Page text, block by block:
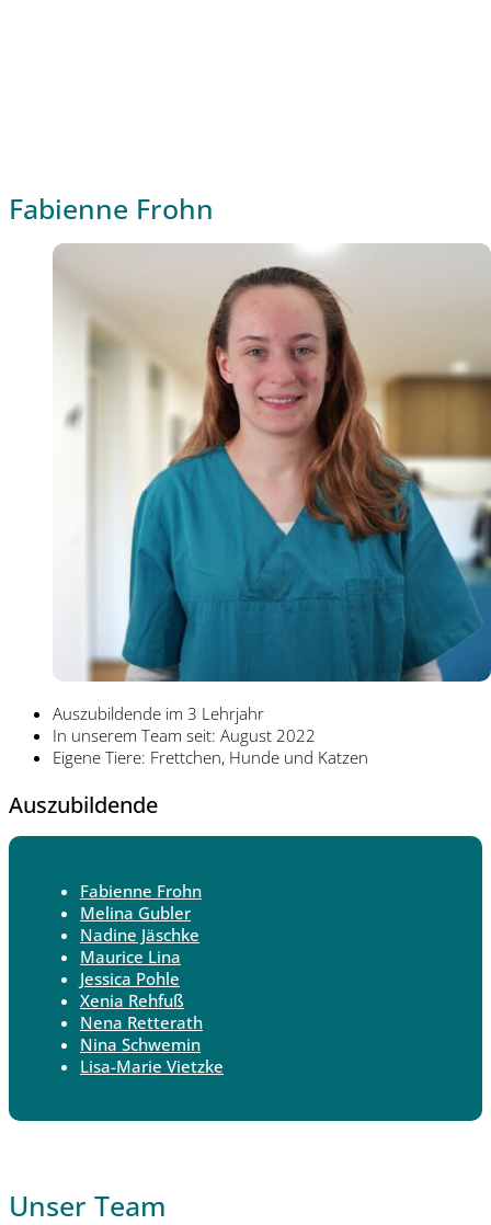
Fabienne Frohn
Auszubildende im 3 Lehrjahr
In unserem Team seit: August 2022
Eigene Tiere: Frettchen, Hunde und Katzen
Auszubildende
Fabienne Frohn
Melina Gubler
Nadine Jäschke
Maurice Lina
Jessica Pohle
Xenia Rehfuß
Nena Retterath
Nina Schwemin
Lisa-Marie Vietzke
Unser Team